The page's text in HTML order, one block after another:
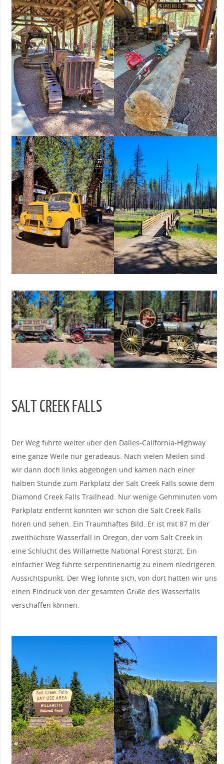
SALT CREEK FALLS
Der Weg führte weiter über den Dalles-California-Highway
eine ganze Weile nur geradeaus. Nach vielen Meilen sind
wir dann doch links abgebogen und kamen nach einer
halben Stunde zum Parkplatz der Salt Creek Falls sowie dem
Diamond Creek Falls Trailhead. Nur wenige Gehminuten vom
Parkplatz entfernt konnten wir schon die Salt Creek Falls
hören und sehen. Ein Traumhaftes Bild. Er ist mit 87 m der
zweithöchste Wasserfall in Oregon, der vom Salt Creek in
eine Schlucht des Willamette National Forest stürzt. Ein
einfacher Weg führte serpentinenartig zu einem niedrigeren
Aussichtspunkt. Der Weg lohnte sich, von dort hatten wir uns
einen Eindruck von der gesamten Größe des Wasserfalls
verschaffen können.